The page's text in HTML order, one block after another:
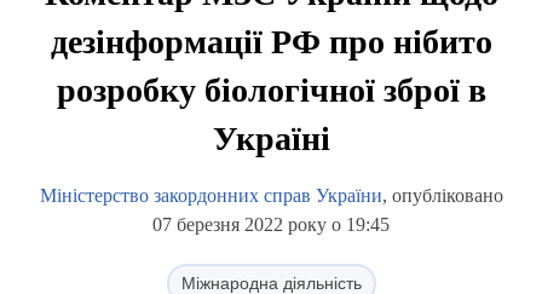
дезінформації РФ про нібито
розробку біологічної зброї в
Україні
Міністерство закордонних справ України, опубліковано
07 березня 2022 року о 19:45
Міжнародна діяльність